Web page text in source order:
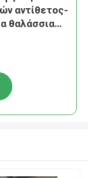
αντίθετος-
θαλάσσια